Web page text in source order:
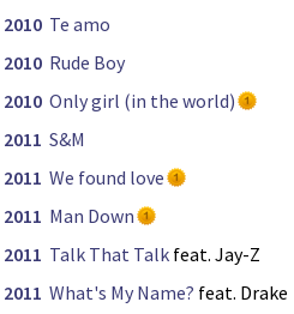
2010 Te amo
2010 Rude Boy
2010 Only girl (in the world)
2011 S&M
2011 We found love
2011 Man Down
2011 Talk That Talk feat. Jay-Z
2011 What's My Name? feat. Drake